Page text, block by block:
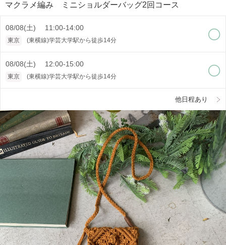
マクラメ編み ミニショルダーバッグ2回コース
08/08(土) 11:00-14:00
東京 (東横線)学芸大学駅から徒歩14分
08/08(土) 12:00-15:00
東京 (東横線)学芸大学駅から徒歩14分
他日程あり